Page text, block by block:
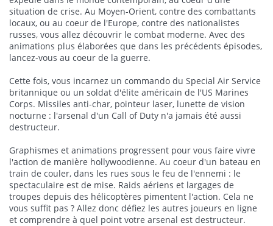
situation de crise. Au Moyen-Orient, contre des combattants
locaux, ou au coeur de l'Europe, contre des nationalistes
russes, vous allez découvrir le combat moderne. Avec des
animations plus élaborées que dans les précédents épisodes,
lancez-vous au coeur de la guerre.
Cette fois, vous incarnez un commando du Special Air Service
britannique ou un soldat d'élite américain de l'US Marines
Corps. Missiles anti-char, pointeur laser, lunette de vision
nocturne : l'arsenal d'un Call of Duty n'a jamais été aussi
destructeur.
Graphismes et animations progressent pour vous faire vivre
l'action de manière hollywoodienne. Au coeur d'un bateau en
train de couler, dans les rues sous le feu de l'ennemi : le
spectaculaire est de mise. Raids aériens et largages de
troupes depuis des hélicoptères pimentent l'action. Cela ne
vous suffit pas ? Allez donc défiez les autres joueurs en ligne
et comprendre à quel point votre arsenal est destructeur.